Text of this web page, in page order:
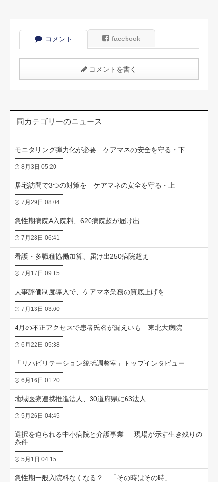
コメント facebook
コメントを書く
同カテゴリーのニュース
モニタリング弾力化が必要 ケアマネの安全を守る・下
8月3日 05:20
居宅訪問で3つの対策を ケアマネの安全を守る・上
7月29日 08:04
急性期病院A入院料、620病院超が届け出
7月28日 06:41
看護・多職種協働加算、届け出250病院超え
7月17日 09:15
人事評価制度導入で、ケアマネ業務の質底上げを
7月13日 03:00
4月の不正アクセスで患者氏名が漏えいも 東北大病院
6月22日 05:38
「リハビリテーション統括調整室」トップインタビュー
6月16日 01:20
地域医療連携推進法人、30道府県に63法人
5月26日 04:45
選択を迫られる中小病院と介護事業 ― 現場が示す生き残りの
条件
5月1日 04:15
急性期一般入院料なくなる？ 「その時はその時」